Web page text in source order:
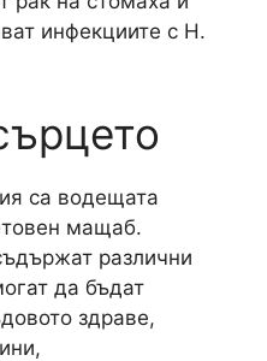
инфекциите с H.
са водещата
мащаб.
различни
да бъдат
здраве,